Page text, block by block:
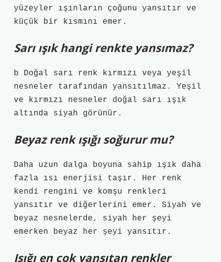
yüzeyler ışınların çoğunu yansıtır ve
küçük bir kısmını emer.
Sarı ışık hangi renkte yansımaz?
b Doğal sarı renk kırmızı veya yeşil
nesneler tarafından yansıtılmaz. Yeşil
ve kırmızı nesneler doğal sarı ışık
altında siyah görünür.
Beyaz renk ışığı soğurur mu?
Daha uzun dalga boyuna sahip ışık daha
fazla ısı enerjisi taşır. Her renk
kendi rengini ve komşu renkleri
yansıtır ve diğerlerini emer. Siyah ve
beyaz nesnelerde, siyah her şeyi
emerken beyaz her şeyi yansıtır.
Işığı en çok yansıtan renkler